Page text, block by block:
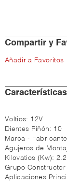
Compartir y
Añadir a Favoritos
Voltios: 12V
Dientes Piñón: 10
Marca -
Agujeros de
Kilovatios (Kw):
Grupo Constructor
Aplicaciones